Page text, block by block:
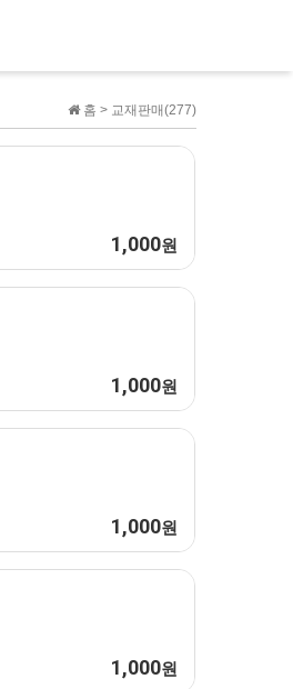
홈 > 교재판매(277)
1,000원
1,000원
1,000원
1,000원